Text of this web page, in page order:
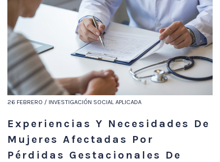
26 FEBRERO / INVESTIGACIÓN SOCIAL APLICADA
Experiencias Y Necesidades De
Mujeres Afectadas Por
Pérdidas Gestacionales De